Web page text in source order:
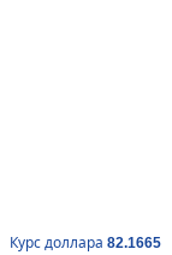
Курс доллара 82.1665